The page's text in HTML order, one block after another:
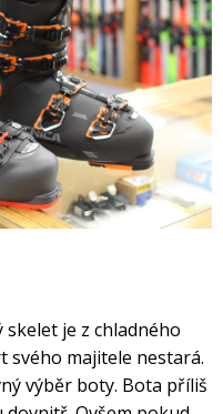
skelet je z chladného
majitele nestará.
výběr boty. Bota příliš